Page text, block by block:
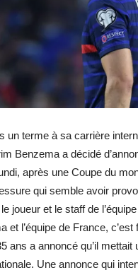
un terme à sa carrière
Benzema a décidé
après une Coupe du
qui semble avoir
joueur et le staff de
et l’équipe de France, c’est
ans a annoncé qu’il
Une annonce qui